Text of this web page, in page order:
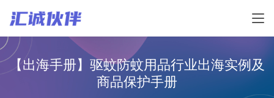
【出海手册】驱蚊防蚊用品行业出海实例及
商品保护手册